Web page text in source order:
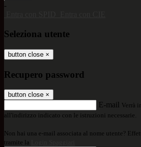
-
Seleziona utente
button close ×
Recupero password
button close ×
E-mail Verrà
all'indirizzo indicato con le istruzioni necessarie.
Non hai una e-mail associata al nome utente?
tramite la